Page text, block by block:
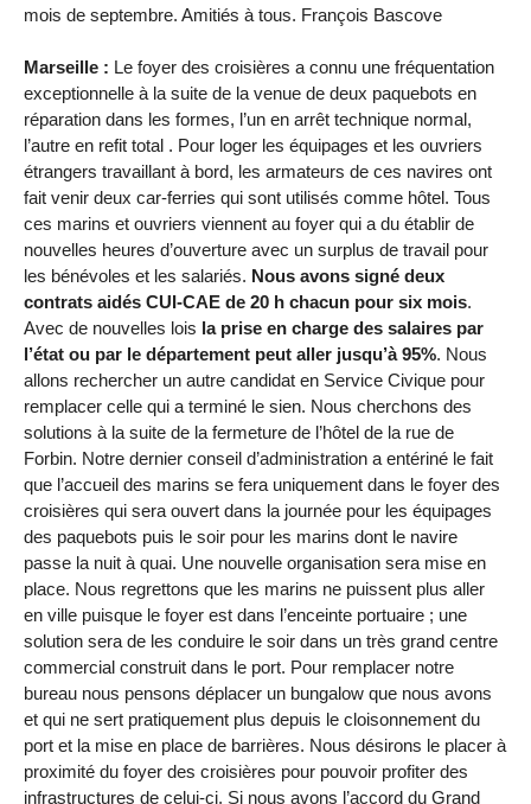
mois de septembre. Amitiés à tous. François Bascove
Marseille : Le foyer des croisières a connu une fréquentation
exceptionnelle à la suite de la venue de deux paquebots en
réparation dans les formes, l’un en arrêt technique normal,
l’autre en refit total . Pour loger les équipages et les ouvriers
étrangers travaillant à bord, les armateurs de ces navires ont
fait venir deux car-ferries qui sont utilisés comme hôtel. Tous
ces marins et ouvriers viennent au foyer qui a du établir de
nouvelles heures d’ouverture avec un surplus de travail pour
les bénévoles et les salariés. Nous avons signé deux
contrats aidés CUI-CAE de 20 h chacun pour six mois.
Avec de nouvelles lois la prise en charge des salaires par
l’état ou par le département peut aller jusqu’à 95%. Nous
allons rechercher un autre candidat en Service Civique pour
remplacer celle qui a terminé le sien. Nous cherchons des
solutions à la suite de la fermeture de l’hôtel de la rue de
Forbin. Notre dernier conseil d’administration a entériné le fait
que l’accueil des marins se fera uniquement dans le foyer des
croisières qui sera ouvert dans la journée pour les équipages
des paquebots puis le soir pour les marins dont le navire
passe la nuit à quai. Une nouvelle organisation sera mise en
place. Nous regrettons que les marins ne puissent plus aller
en ville puisque le foyer est dans l’enceinte portuaire ; une
solution sera de les conduire le soir dans un très grand centre
commercial construit dans le port. Pour remplacer notre
bureau nous pensons déplacer un bungalow que nous avons
et qui ne sert pratiquement plus depuis le cloisonnement du
port et la mise en place de barrières. Nous désirons le placer à
proximité du foyer des croisières pour pouvoir profiter des
infrastructures de celui-ci. Si nous avons l’accord du Grand